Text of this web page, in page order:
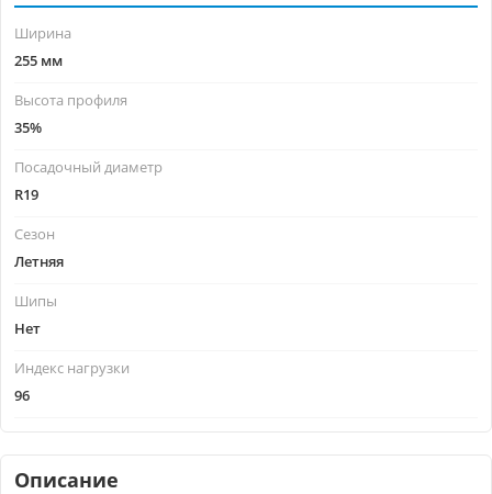
Ширина
255 мм
Высота профиля
35%
Посадочный диаметр
R19
Сезон
Летняя
Шипы
Нет
Индекс нагрузки
96
Описание